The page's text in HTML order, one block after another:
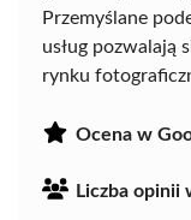
Przemyślane
usług pozwalają
rynku
Ocena w
Liczba opinii